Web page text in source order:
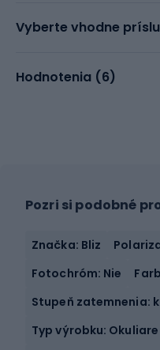
Vyberte vhodne
Hodnotenia (6)
Pozri si podobné
Značka: Bliz
Fotochróm: Nie
Stupeň zatemnenia:
Typ výrobku: Okuliare